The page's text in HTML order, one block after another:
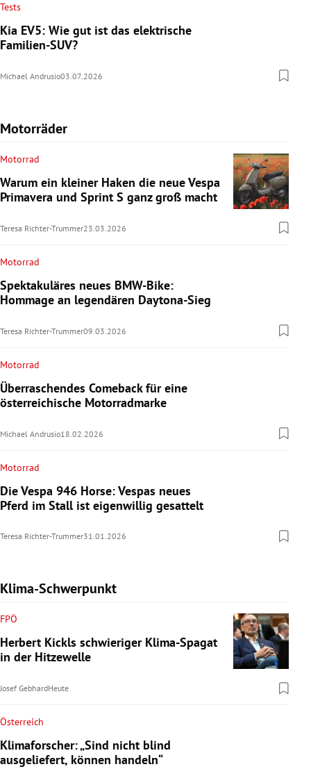
Tests
Kia EV5: Wie gut ist das elektrische
Familien-SUV?
Michael Andrusio03.07.2026
Motorräder
Motorrad
Warum ein kleiner Haken die neue Vespa
Primavera und Sprint S ganz groß macht
Teresa Richter-Trummer23.03.2026
Motorrad
Spektakuläres neues BMW-Bike:
Hommage an legendären Daytona-Sieg
Teresa Richter-Trummer09.03.2026
Motorrad
Überraschendes Comeback für eine
österreichische Motorradmarke
Michael Andrusio18.02.2026
Motorrad
Die Vespa 946 Horse: Vespas neues
Pferd im Stall ist eigenwillig gesattelt
Teresa Richter-Trummer31.01.2026
Klima-Schwerpunkt
FPÖ
Herbert Kickls schwieriger Klima-Spagat
in der Hitzewelle
Josef GebhardHeute
Österreich
Klimaforscher: „Sind nicht blind
ausgeliefert, können handeln“